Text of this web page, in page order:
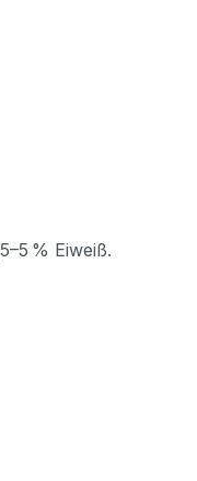
% Eiweiß.